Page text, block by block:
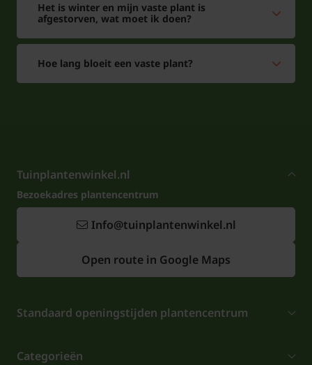
Het is winter en mijn vaste plant is
afgestorven, wat moet ik doen?
Hoe lang bloeit een vaste plant?
Tuinplantenwinkel.nl
Bezoekadres plantencentrum
Info@tuinplantenwinkel.nl
Open route in Google Maps
Standaard openingstijden plantencentrum
Categorieën